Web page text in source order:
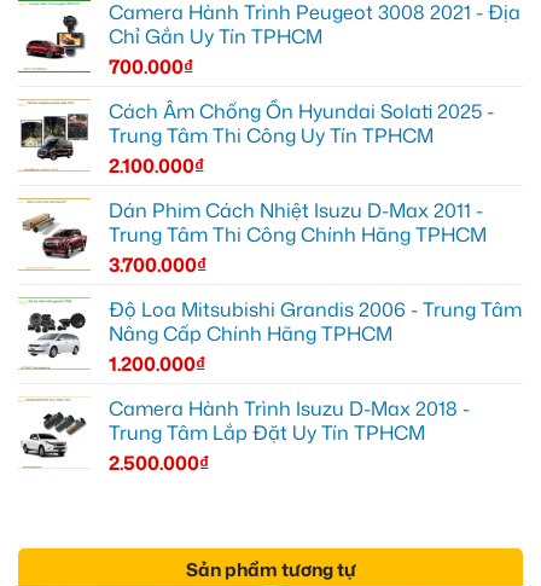
Camera Hành Trình Peugeot 3008 2021 - Địa
Chỉ Gắn Uy Tín TPHCM
700.000₫
Cách Âm Chống Ồn Hyundai Solati 2025 -
Trung Tâm Thi Công Uy Tín TPHCM
2.100.000₫
Dán Phim Cách Nhiệt Isuzu D-Max 2011 -
Trung Tâm Thi Công Chính Hãng TPHCM
3.700.000₫
Độ Loa Mitsubishi Grandis 2006 - Trung Tâm
Nâng Cấp Chính Hãng TPHCM
1.200.000₫
Camera Hành Trình Isuzu D-Max 2018 -
Trung Tâm Lắp Đặt Uy Tín TPHCM
2.500.000₫
Sản phẩm tương tự